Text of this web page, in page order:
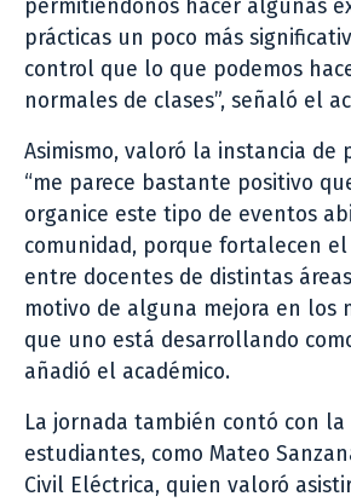
permitiéndonos hacer algunas
prácticas un poco más
control que lo que podemos
normales de clases”, señaló el
Asimismo, valoró la instancia de
“me parece bastante positivo
organice este tipo de eventos
comunidad, porque fortalecen
entre docentes de distintas
motivo de alguna mejora en los
que uno está desarrollando
añadió el académico.
La jornada también contó con la
estudiantes, como Mateo
Civil Eléctrica, quien valoró